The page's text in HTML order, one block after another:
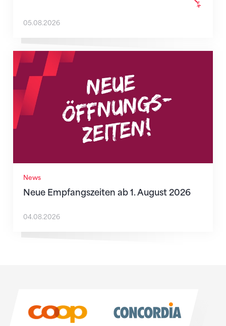
05.08.2026
News
Neue Empfangszeiten ab 1. August 2026
Neue Empfangszeiten ab 1. August 2026
04.08.2026